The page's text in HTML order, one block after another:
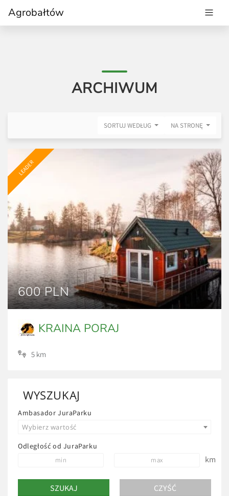
Agrobałtów
ARCHIWUM
SORTUJ WEDŁUG NA STRONĘ
LEADER
600 PLN
KRAINA PORAJ
5 km
WYSZUKAJ
Ambasador JuraParku
Wybierz wartość
Odległość od JuraParku
km